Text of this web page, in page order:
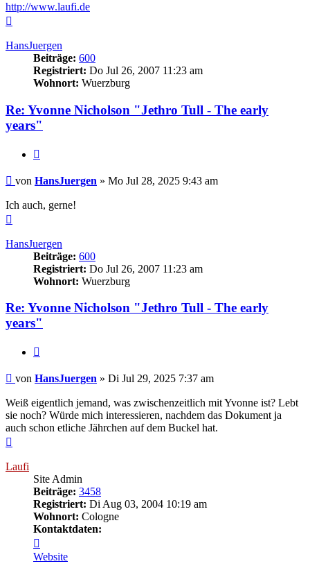
http://www.laufi.de
HansJuergen
Beiträge: 600
Registriert: Do Jul 26, 2007 11:23 am
Wohnort: Wuerzburg
Re: Yvonne Nicholson "Jethro Tull - The early
years"
Beitrag
von HansJuergen » Mo Jul 28, 2025 9:43 am
Ich auch, gerne!
HansJuergen
Beiträge: 600
Registriert: Do Jul 26, 2007 11:23 am
Wohnort: Wuerzburg
Re: Yvonne Nicholson "Jethro Tull - The early
years"
Beitrag
von HansJuergen » Di Jul 29, 2025 7:37 am
Weiß eigentlich jemand, was zwischenzeitlich mit Yvonne ist? Lebt
sie noch? Würde mich interessieren, nachdem das Dokument ja
auch schon etliche Jährchen auf dem Buckel hat.
Laufi
Site Admin
Beiträge: 3458
Registriert: Di Aug 03, 2004 10:19 am
Wohnort: Cologne
Kontaktdaten:
von
Laufi
Website